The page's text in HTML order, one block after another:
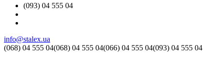
(093) 04 555 04
info@stalex.ua
(068) 04 555 04(068) 04 555 04(066) 04 555 04(093) 04 555 04